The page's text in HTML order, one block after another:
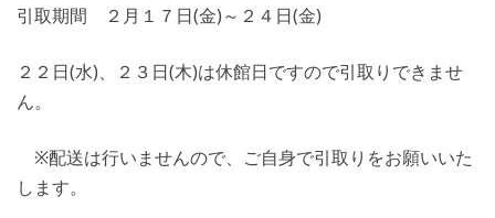
引取期間 ２月１７日(金)～２４日(金)
２２日(水)、２３日(木)は休館日ですので引取りできませ
ん。
※配送は行いませんので、ご自身で引取りをお願いいた
します。